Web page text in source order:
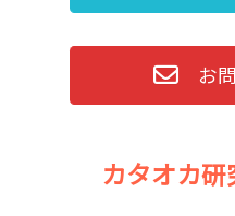
お
カタオカ研